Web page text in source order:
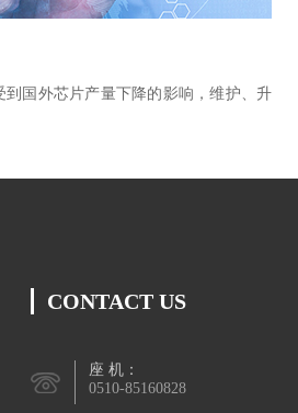
到国外芯片产量下降的影响，维护、升
CONTACT US
座 机：
0510-85160828